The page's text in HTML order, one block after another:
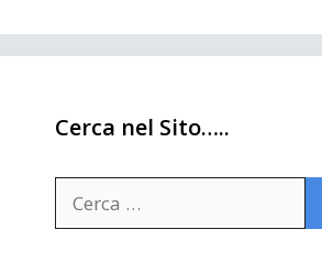
Cerca nel Sito…..
per: